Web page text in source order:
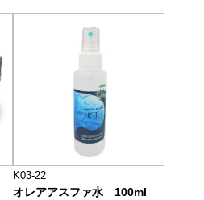
K03-22
オレアアスファ水 100ml